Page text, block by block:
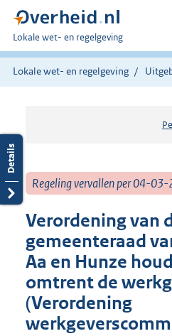
U
bent
hier:
Lokale wet- en regelgeving
Lokale wet- en regelgeving
Regeling vervallen per 04-
Verordening van
gemeenteraad
Aa en Hunze
omtrent de
(Verordening